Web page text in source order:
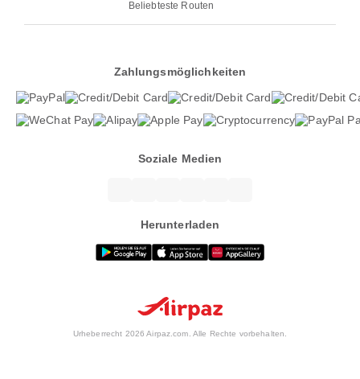
Beliebteste Routen
Zahlungsmöglichkeiten
Soziale Medien
Herunterladen
Urheberrecht 2026 Airpaz.com. Alle Rechte vorbehalten.